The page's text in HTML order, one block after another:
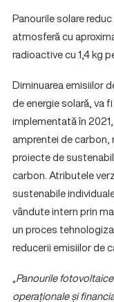
Panourile solare
atmosferă cu
radioactive cu 1,4 kg
Diminuarea emisiilor
de energie solară, va
implementată în
amprentei de carbon,
proiecte de
carbon. Atributele
sustenabile
vândute intern prin
un proces
reducerii emisiilor de
„Panourile
operaționale și